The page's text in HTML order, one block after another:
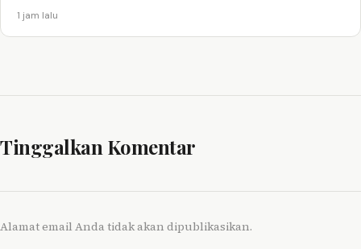
1 jam lalu
Tinggalkan Komentar
Alamat email Anda tidak akan dipublikasikan.